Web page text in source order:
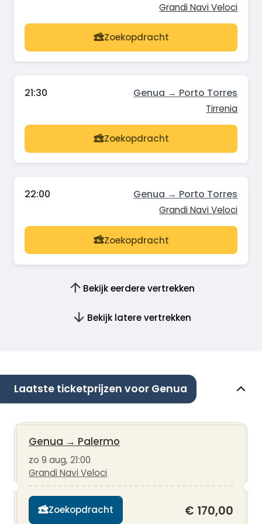
Grandi Navi Veloci
Zoekopdracht
21:30 Genua → Porto Torres
Tirrenia
Zoekopdracht
22:00 Genua → Porto Torres
Grandi Navi Veloci
Zoekopdracht
Bekijk eerdere vertrekken
Bekijk latere vertrekken
Laatste ticketprijzen voor Genua
Genua → Palermo
zo 9 aug, 21:00
Grandi Navi Veloci
Zoekopdracht € 170,00